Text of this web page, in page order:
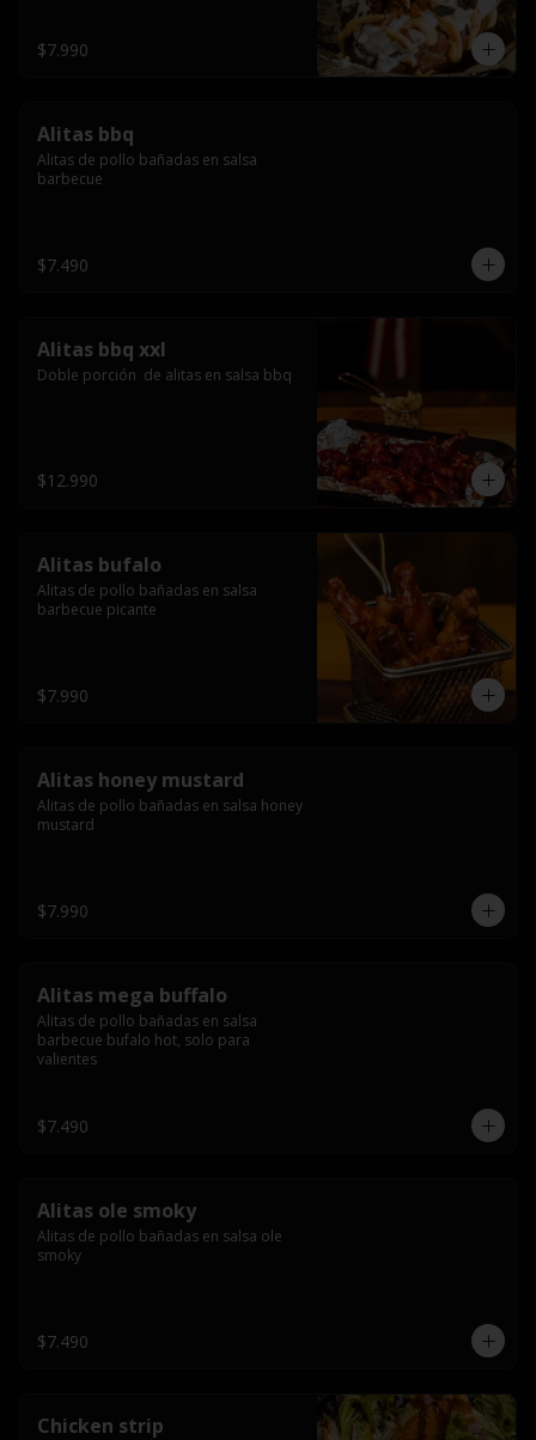
$7.990
Alitas bbq
Alitas de pollo bañadas en salsa
barbecue
$7.490
Alitas bbq xxl
Doble porción  de alitas en salsa bbq
$12.990
Alitas bufalo
Alitas de pollo bañadas en salsa
barbecue picante
$7.990
Alitas honey mustard
Alitas de pollo bañadas en salsa honey
mustard
$7.990
Alitas mega buffalo
Alitas de pollo bañadas en salsa
barbecue bufalo hot, solo para
valientes
$7.490
Alitas ole smoky
Alitas de pollo bañadas en salsa ole
smoky
$7.490
Chicken strip